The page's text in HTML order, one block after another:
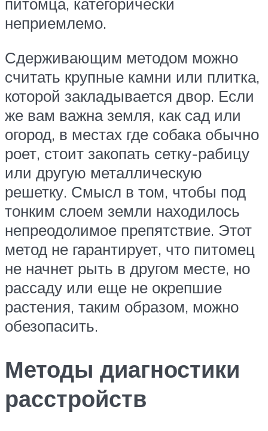
неприемлемо.
Сдерживающим методом можно
считать крупные камни или плитка,
которой закладывается двор. Если
же вам важна земля, как сад или
огород, в местах где собака обычно
роет, стоит закопать сетку-рабицу
или другую металлическую
решетку. Смысл в том, чтобы под
тонким слоем земли находилось
непреодолимое препятствие. Этот
метод не гарантирует, что питомец
не начнет рыть в другом месте, но
рассаду или еще не окрепшие
растения, таким образом, можно
обезопасить.
Методы диагностики
расстройств